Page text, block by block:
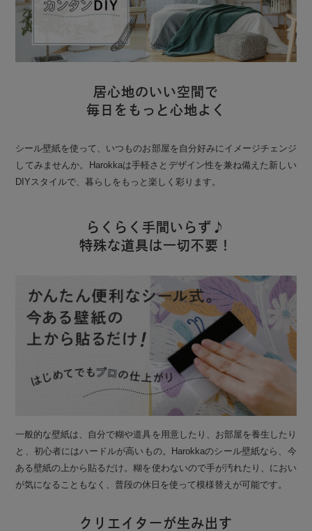
居心地のいい空間で
毎日をもっと心地よく
シール壁紙を使って、いつものお部屋を自分好みにイメージチェンジ
してみませんか。Harokkaは手軽さとデザイン性を兼ね備えた新しい
DIYスタイルで、暮らしをもっと楽しく彩ります。
らくらく手間いらず♪
特殊な道具は一切不要！
一般的な壁紙は、自分で糊や道具を用意したり、お部屋を養生したり
と、初心者にはハードルが高いもの。Harokkaのシール壁紙なら、今
ある壁紙の上から貼るだけ。糊を使わないので手が汚れたり、におい
が気になることもなく、普段の休日を使って模様替えが可能です。
クリエイターが生み出す